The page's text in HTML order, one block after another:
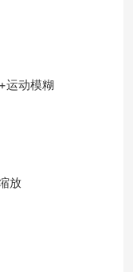
运动模糊
放